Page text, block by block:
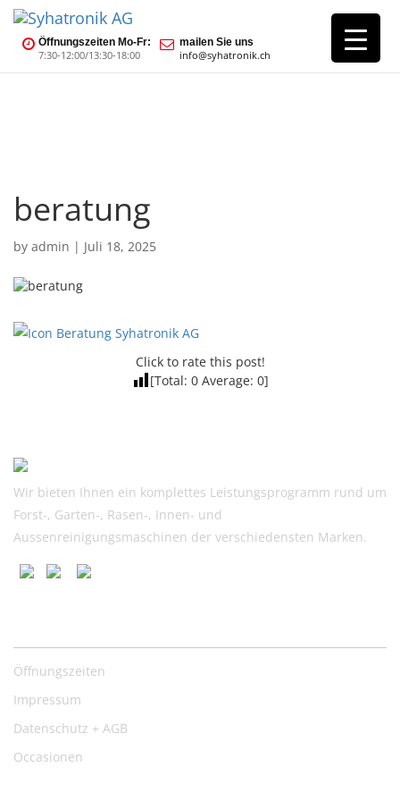
Öffnungszeiten Mo-Fr:
7:30-12:00/13:30-18:00
mailen Sie uns
info@syhatronik.ch
beratung
by admin | Juli 18, 2025
Click to rate this post!
[Total: 0Average: 0]
Wir bieten Ihnen ein komplettes Leistungsprogramm rund um
Forst-, Garten-, Rasen-, Innen- und
Aussenreinigungsmaschinen der verschiedensten Marken.
Öffnungszeiten
Impressum
Datenschutz + AGB
Occasionen